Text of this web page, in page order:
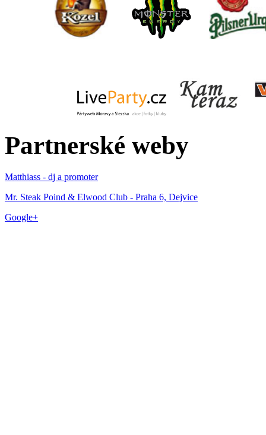
Partnerské weby
Matthiass - dj a promoter
Mr. Steak Poind & Elwood Club - Praha 6, Dejvice
Google+